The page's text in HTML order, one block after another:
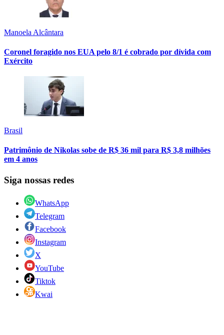
Manoela Alcântara
Coronel foragido nos EUA pelo 8/1 é cobrado por dívida com
Exército
Brasil
Patrimônio de Nikolas sobe de R$ 36 mil para R$ 3,8 milhões
em 4 anos
Siga nossas redes
WhatsApp
Telegram
Facebook
Instagram
X
YouTube
Tiktok
Kwai